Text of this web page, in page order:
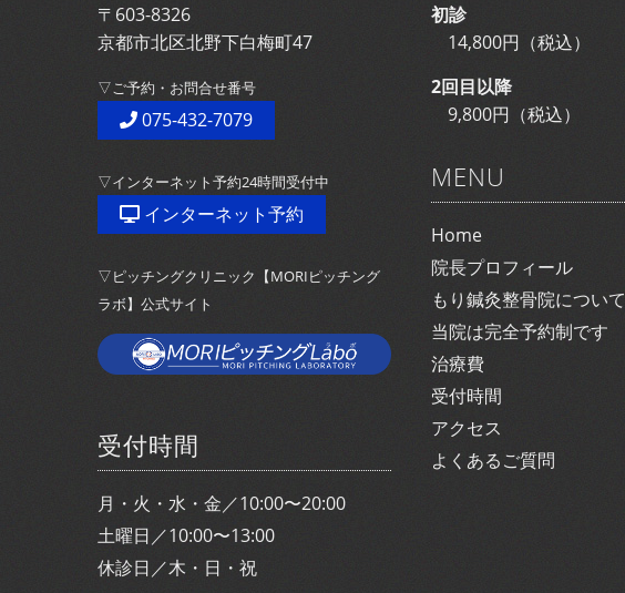
〒603-8326
京都市北区北野下白梅町47
▽ご予約・お問合せ番号
075-432-7079
▽インターネット予約24時間受付中
インターネット予約
▽ピッチングクリニック【MORIピッチング
ラボ】公式サイト
受付時間
月・火・水・金／10:00〜20:00
土曜日／10:00〜13:00
休診日／木・日・祝
初診
14,800円（税込）
2回目以降
9,800円（税込）
MENU
Home
院長プロフィール
もり鍼灸整骨院について
当院は完全予約制です
治療費
受付時間
アクセス
よくあるご質問